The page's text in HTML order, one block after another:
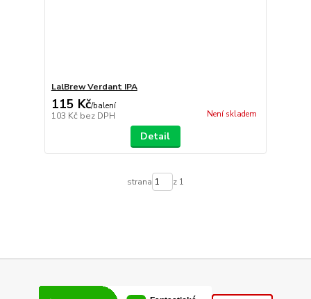
LalBrew Verdant IPA
115 Kč/balení
103 Kč bez DPH Není skladem
Detail
strana z 1